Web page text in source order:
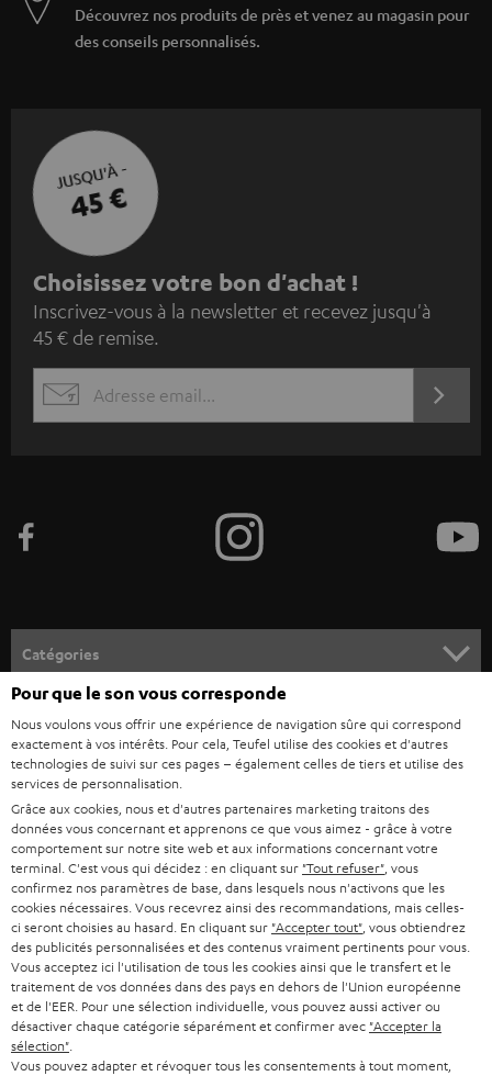
Découvrez nos produits de près et venez au magasin pour
des conseils personnalisés.
JUSQU'À -
45 €
I
n
s
c
r
z
o
u
à
l
a
n
e
w
s
l
e
t
Choisissez votre bon d'achat !
Inscrivez-vous à la newsletter et recevez jusqu'à
45 € de remise.
EMAIL
Catégories
HOME CINEMA
SYSTEMES COMPLETS HOME CINEMA
BARRES DE SON
STEREO
SMART HOME
BLUETOOTH
CASQUES AUDIO
CASQUES BLUETOOTH AUDIO
Société
SUPPORT
CARRIÈRE
PRESSE
B2B
BLOG
NEWSLETTER
MAGASINS
Boutiques en ligne Teufel
ALLEMAGNE
AUTRICHE
SUISSE
PAYS-BAS
BELGIQUE
Pour que le son vous corresponde
Nous voulons vous offrir une expérience de navigation sûre qui correspond
exactement à vos intérêts. Pour cela, Teufel utilise des cookies et d'autres
technologies de suivi sur ces pages – également celles de tiers et utilise des
services de personnalisation.
Grâce aux cookies, nous et d'autres partenaires marketing traitons des
données vous concernant et apprenons ce que vous aimez - grâce à votre
comportement sur notre site web et aux informations concernant votre
terminal. C'est vous qui décidez : en cliquant sur "Tout refuser" , vous
confirmez nos paramètres de base, dans lesquels nous n'activons que les
cookies nécessaires. Vous recevrez ainsi des recommandations, mais celles-
ci seront choisies au hasard. En cliquant sur "Accepter tout" , vous obtiendrez
des publicités personnalisées et des contenus vraiment pertinents pour vous.
Vous acceptez ici l'utilisation de tous les cookies ainsi que le transfert et le
traitement de vos données dans des pays en dehors de l'Union européenne
et de l'EER. Pour une sélection individuelle, vous pouvez aussi activer ou
désactiver chaque catégorie séparément et confirmer avec "Accepter la
sélection"
Vous pouvez adapter et révoquer tous les consentements à tout moment,